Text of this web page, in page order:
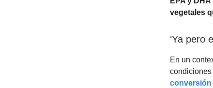
vegetales
‘Ya pero
En un
condiciones
conversión